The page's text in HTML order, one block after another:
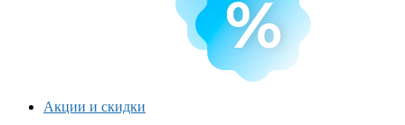
Акции и скидки